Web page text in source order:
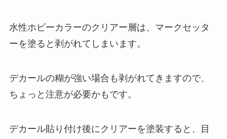
水性ホビーカラーのクリアー層は、マークセッタ
ーを塗ると剥がれてしまいます。
デカールの糊が強い場合も剥がれてきますので、
ちょっと注意が必要かもです。
デカール貼り付け後にクリアーを塗装すると、目